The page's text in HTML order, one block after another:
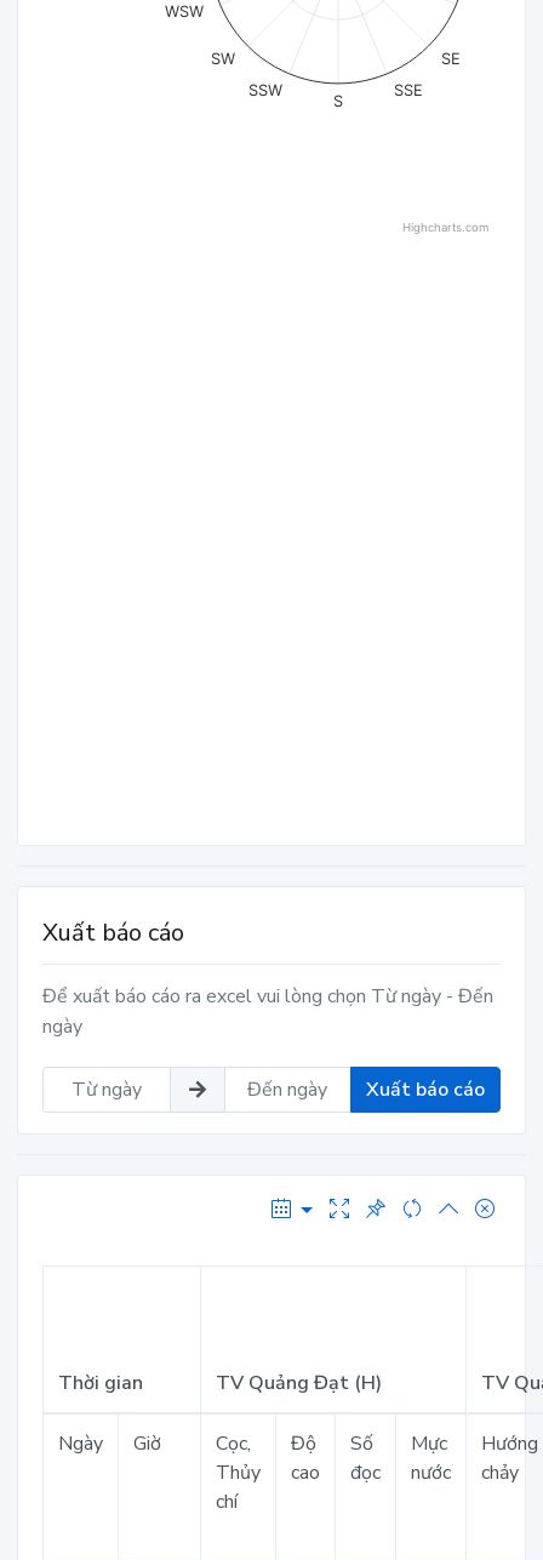
SE
SSE
S
SSW
SW
WSW
Highcharts.com
Xuất báo cáo
Để xuất báo cáo ra excel vui lòng chọn Từ ngày - Đến
ngày
Xuất báo cáo
Thời gian TV Quảng Đạt (H) TV
Ngày Giờ
Cọc,
Thủy
chí
Độ
cao
Số
đọc
Mực
nước
Hướng
chảy